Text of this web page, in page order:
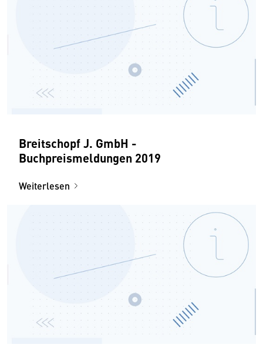
Breitschopf J. GmbH -
Buchpreismeldungen 2019
Weiterlesen